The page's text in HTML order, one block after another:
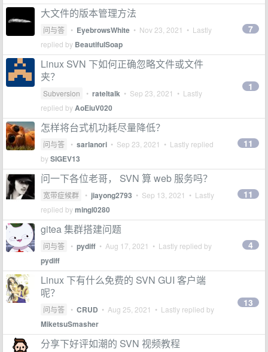
大文件的版本管理方法
问与答 • EyebrowsWhite • Nov 23, 2021 • Lastly
replied by BeautifulSoap
7
Linux SVN 下如何正确忽略文件或文件
夹？
Subversion • rateltalk • Sep 23, 2021 • Lastly
replied byAoEiuV020
1
怎样将台式机功耗尽量降低？
问与答 • sarlanori • Sep 23, 2021 • Lastly replied
bySIGEV13
11
问一下各位老哥， SVN 算 web 服务吗？
宽带症候群 • jiayong2793 • Sep 13, 2021 • Lastly
replied bymingl0280
11
gitea 集群搭建问题
问与答 • pydiff • Aug 17, 2021 • Lastly replied by
pydiff
4
Linux 下有什么免费的 SVN GUI 客户端
呢？
问与答 • CRUD • Aug 25, 2021 • Lastly replied by
MiketsuSmasher
13
分享下好评如潮的 SVN 视频教程